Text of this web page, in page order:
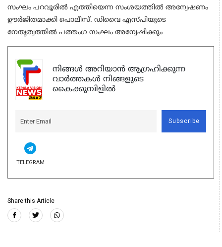
സംഘം പറവൂരില്‍ എത്തിയെന്ന സംശയത്തില്‍ അന്വേഷണം
ഊര്‍ജിതമാക്കി പൊലീസ്. ഡിവൈ എസ്പിയുടെ
നേതൃത്വത്തില്‍ പത്തംഗ സംഘം അന്വേഷിക്കും
നിങ്ങൾ അറിയാൻ ആഗ്രഹിക്കുന്ന
വാർത്തകൾ നിങ്ങളുടെ
കൈക്കുമ്പിളിൽ
Subscribe
TELEGRAM
Share this Article